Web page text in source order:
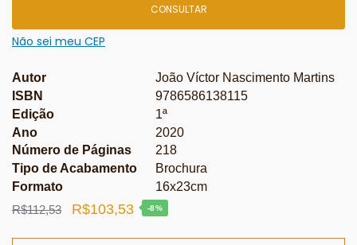
CONSULTAR
Não sei meu CEP
Autor
João Víctor Nascimento Martins
ISBN
9786586138115
Edição
1ª
Ano
2020
Número de Páginas
218
Tipo de Acabamento
Brochura
Formato
16x23cm
R$112,53
O
R$103,53O
-8%